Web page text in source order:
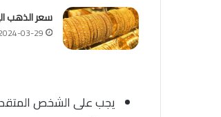
سعر الذهب
03-29
يجب على الشخص